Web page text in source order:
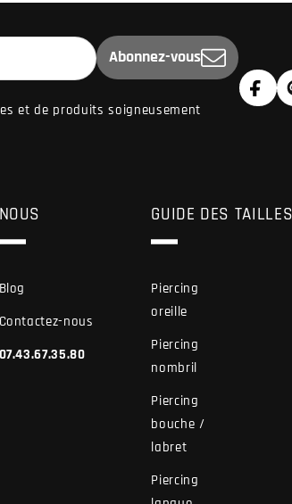
Abonnez-vous
et de produits soigneusement
NOUS
Blog
Contactez-nous
07.43.67.35.80
GUIDE DES TAILLES
Piercing
oreille
Piercing
nombril
Piercing
bouche /
labret
Piercing